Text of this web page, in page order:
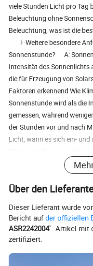
viele Stunden Licht pro
Beleuchtung ohne
Beleuchtung, was ist die
l··Weitere besondere
Sonnenstunde? A:
Intensität des Sonnenlichts
die für Erzeugung von
Faktoren erkennend Wie
Sonnenstunde wird als die
gemessen, während
der Stunden vor und nach
Licht, wann es sich ein-
zu steuern, wann das Licht
untergeht und sich
Fotozelle erkennt, wenn die
Stunden halten, und dies
Kunden. Der Solarregler
eine bestimmte Anzahl von
Solarcontroller so
Über den
Dieser Lieferant wurde
Bericht aufder offiziellen
ASR2242004". Artikel mit
zertifiziert.